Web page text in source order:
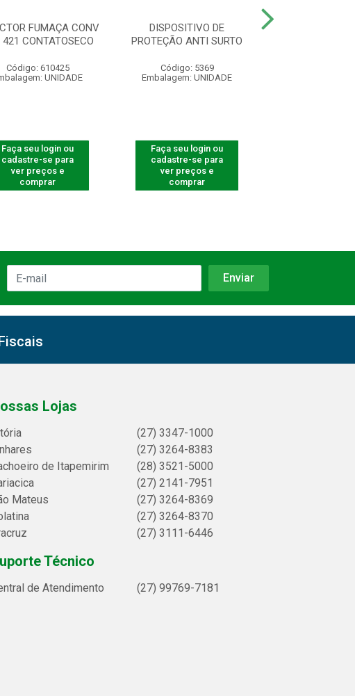
FUMAÇA CONV
421 CONTATOSECO
Código: 610425
UNIDADE
Faça seu login ou
cadastre-se para
ver preços e
comprar
DISPOSITIVO DE
PROTEÇÃO ANTI SURTO
Código: 5369
Embalagem: UNIDADE
Faça seu login ou
cadastre-se para
ver preços e
comprar
Lojas
(27) 3347-1000
(27) 3264-8383
de Itapemirim
(28) 3521-5000
(27) 2141-7951
Mateus
(27) 3264-8369
(27) 3264-8370
(27) 3111-6446
Técnico
de Atendimento (27) 99769-7181